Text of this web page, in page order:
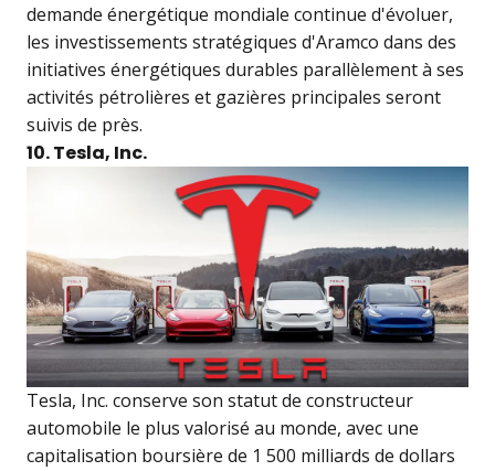
demande énergétique mondiale continue d'évoluer,
les investissements stratégiques d'Aramco dans des
initiatives énergétiques durables parallèlement à ses
activités pétrolières et gazières principales seront
suivis de près.
10. Tesla, Inc.
Tesla, Inc. conserve son statut de constructeur
automobile le plus valorisé au monde, avec une
capitalisation boursière de 1 500 milliards de dollars